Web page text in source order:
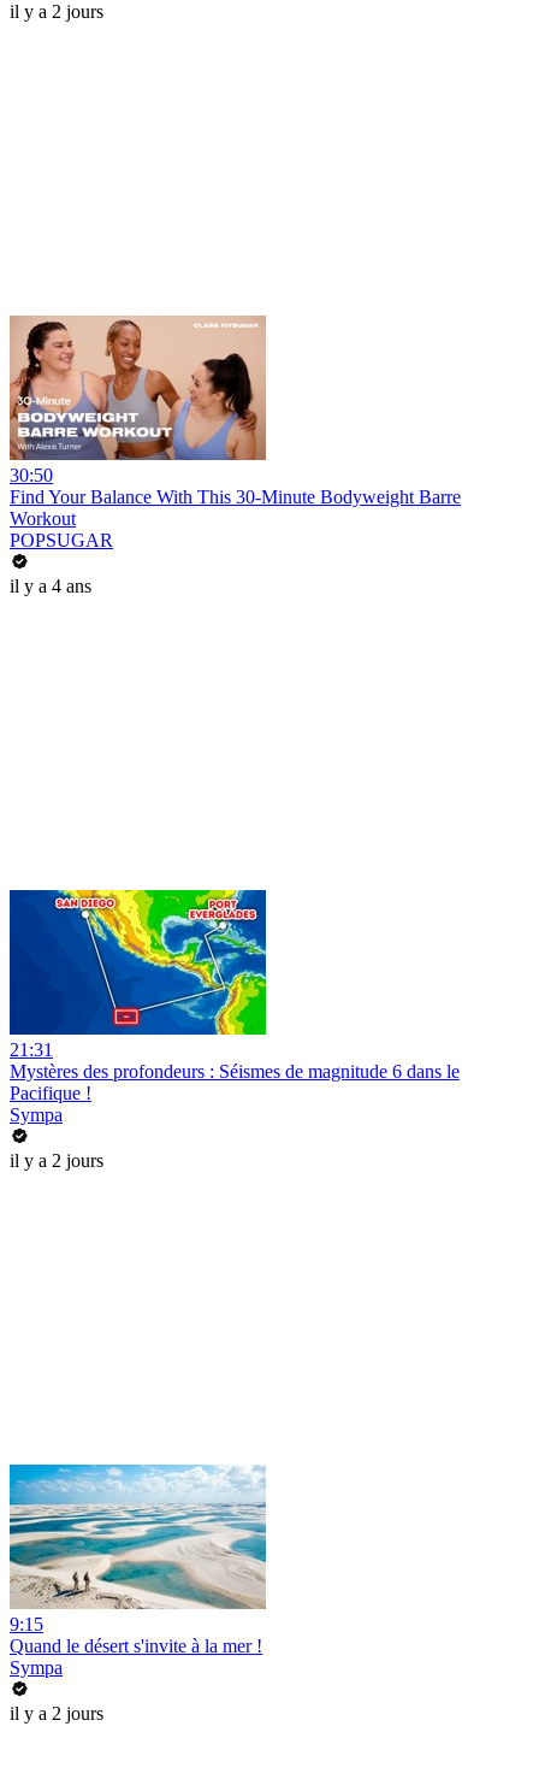
il y a 2 jours
30:50
Find Your Balance With This 30-Minute Bodyweight Barre
Workout
POPSUGAR
il y a 4 ans
21:31
Mystères des profondeurs : Séismes de magnitude 6 dans le
Pacifique !
Sympa
il y a 2 jours
9:15
Quand le désert s'invite à la mer !
Sympa
il y a 2 jours